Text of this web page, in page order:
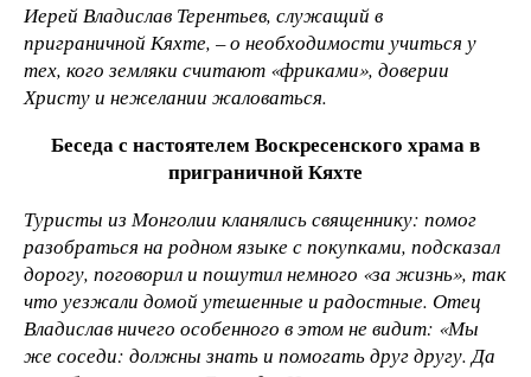
Иерей Владислав Терентьев, служащий в
приграничной Кяхте, –о необходимости учиться у
тех, кого земляки считают «фриками», доверии
Христу и нежелании жаловаться.
Беседа с настоятелем Воскресенского храма в
приграничной Кяхте
Туристы из Монголии кланялись священнику: помог
разобраться на родном языке с покупками, подсказал
дорогу, поговорил и пошутил немного «за жизнь», так
что уезжали домой утешенные и радостные. Отец
Владислав ничего особенного в этом не видит: «Мы
же соседи: должны знать и помогать друг другу. Да